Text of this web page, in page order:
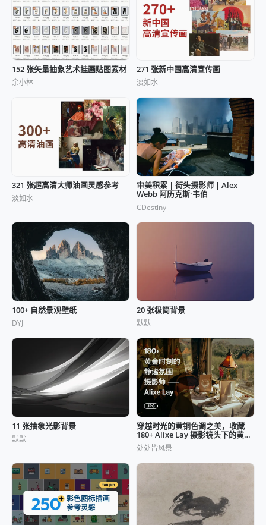
152 张矢量抽象艺术挂画贴图素材
余小林
271 张新中国高清宣传画
淡如水
321 张超高清大师油画灵感参考
淡如水
审美积累 | 街头摄影师 | Alex
Webb 阿历克斯·韦伯
CDestiny
100+ 自然景观壁纸
DYJ
20 张极简背景
默默
11 张抽象光影背景
默默
穿越时光的黄铜色调之美，收藏
180+ Alixe Lay 摄影镜头下的黄金
时刻
处处皆风景